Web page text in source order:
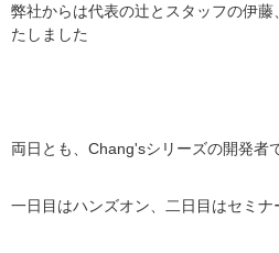
弊社からは代表の辻とスタッフの伊
たしました
両日とも、Chang'sシリーズの開発者
一日目はハンズオン、二日目はセミナ